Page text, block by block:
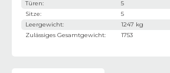
Türen:
5
Sitze:
5
Leergewicht:
1247 kg
Zulässiges Gesamtgewicht: 1753